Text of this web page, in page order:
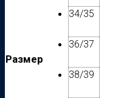
Размер
34/35
36/37
38/39